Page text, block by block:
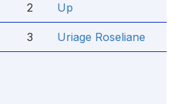
2
Up
3 Uriage Roseliane